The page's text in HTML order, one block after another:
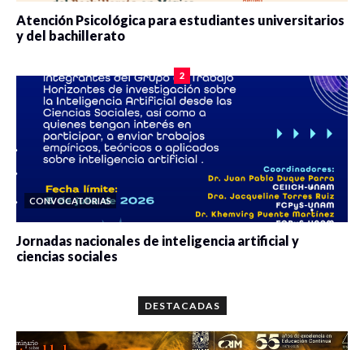
Atención Psicológica para estudiantes universitarios
y del bachillerato
2
CONVOCATORIAS
Jornadas nacionales de inteligencia artificial y
ciencias sociales
DESTACADAS